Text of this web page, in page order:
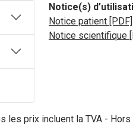
Notice(s)
Notice patient [PDF]
Notice scientifique
les prix incluent la TVA -